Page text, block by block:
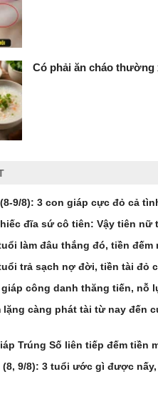
Có phải ăn cháo
9/8): 3 con giáp cực đỏ cả
đĩa sứ cô tiên: Vậy tiên nữ
làm đâu thắng đó, tiền đếm
trả sạch nợ đời, tiền tài đỏ
giáp công danh thăng tiến,
lặng càng phát tài từ nay đến
Trúng Số liên tiếp đếm tiền
(8, 9/8): 3 tuổi ước gì được